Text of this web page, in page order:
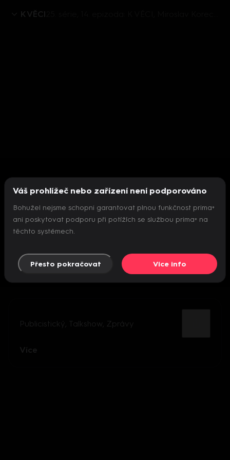
K VĚCI
Nepodařilo se inicializovat přehrávač
Publicistický Talkshow Zprávy
Více
Váš prohlížeč nebo zařízení není podporováno
Bohužel nejsme schopni garantovat plnou funkčnost prima+
ani poskytovat podporu při potížích se službou prima+ na
těchto systémech.
Přesto pokračovat Více info